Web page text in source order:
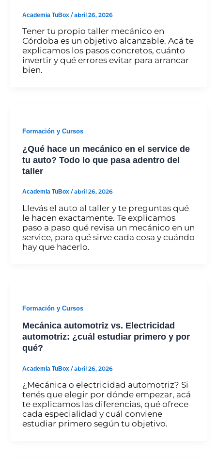
Academia TuBox /abril 26, 2026
Tener tu propio taller mecánico en
Córdoba es un objetivo alcanzable. Acá te
explicamos los pasos concretos, cuánto
invertir y qué errores evitar para arrancar
bien.
Formación y Cursos
¿Qué hace un mecánico en el service de
tu auto? Todo lo que pasa adentro del
taller
Academia TuBox /abril 26, 2026
Llevás el auto al taller y te preguntas qué
le hacen exactamente. Te explicamos
paso a paso qué revisa un mecánico en un
service, para qué sirve cada cosa y cuándo
hay que hacerlo.
Formación y Cursos
Mecánica automotriz vs. Electricidad
automotriz: ¿cuál estudiar primero y por
qué?
Academia TuBox /abril 26, 2026
¿Mecánica o electricidad automotriz? Si
tenés que elegir por dónde empezar, acá
te explicamos las diferencias, qué ofrece
cada especialidad y cuál conviene
estudiar primero según tu objetivo.